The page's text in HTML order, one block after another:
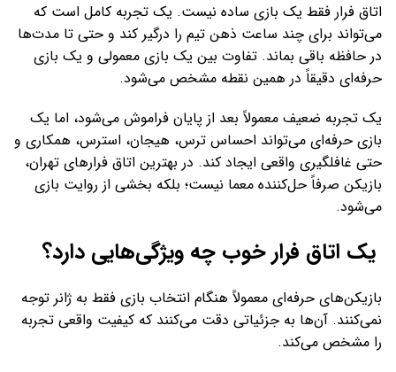
اتاق فرار فقط یک بازی ساده نیست. یک تجربه کامل است که
می‌تواند برای چند ساعت ذهن تیم را درگیر کند و حتی تا مدت‌ها
در حافظه باقی بماند. تفاوت بین یک بازی معمولی و یک بازی
حرفه‌ای دقیقاً در همین نقطه مشخص می‌شود.
یک تجربه ضعیف معمولاً بعد از پایان فراموش می‌شود، اما یک
بازی حرفه‌ای می‌تواند احساس ترس، هیجان، استرس، همکاری و
حتی غافلگیری واقعی ایجاد کند. در بهترین اتاق فرارهای تهران،
بازیکن صرفاً حل‌کننده معما نیست؛ بلکه بخشی از روایت بازی
می‌شود.
یک اتاق فرار خوب چه ویژگی‌هایی دارد؟
بازیکن‌های حرفه‌ای معمولاً هنگام انتخاب بازی فقط به ژانر توجه
نمی‌کنند. آن‌ها به جزئیاتی دقت می‌کنند که کیفیت واقعی تجربه
را مشخص می‌کند.